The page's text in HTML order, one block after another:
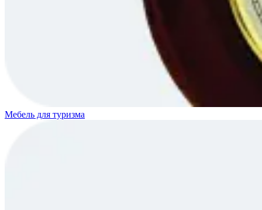
Мебель для туризма